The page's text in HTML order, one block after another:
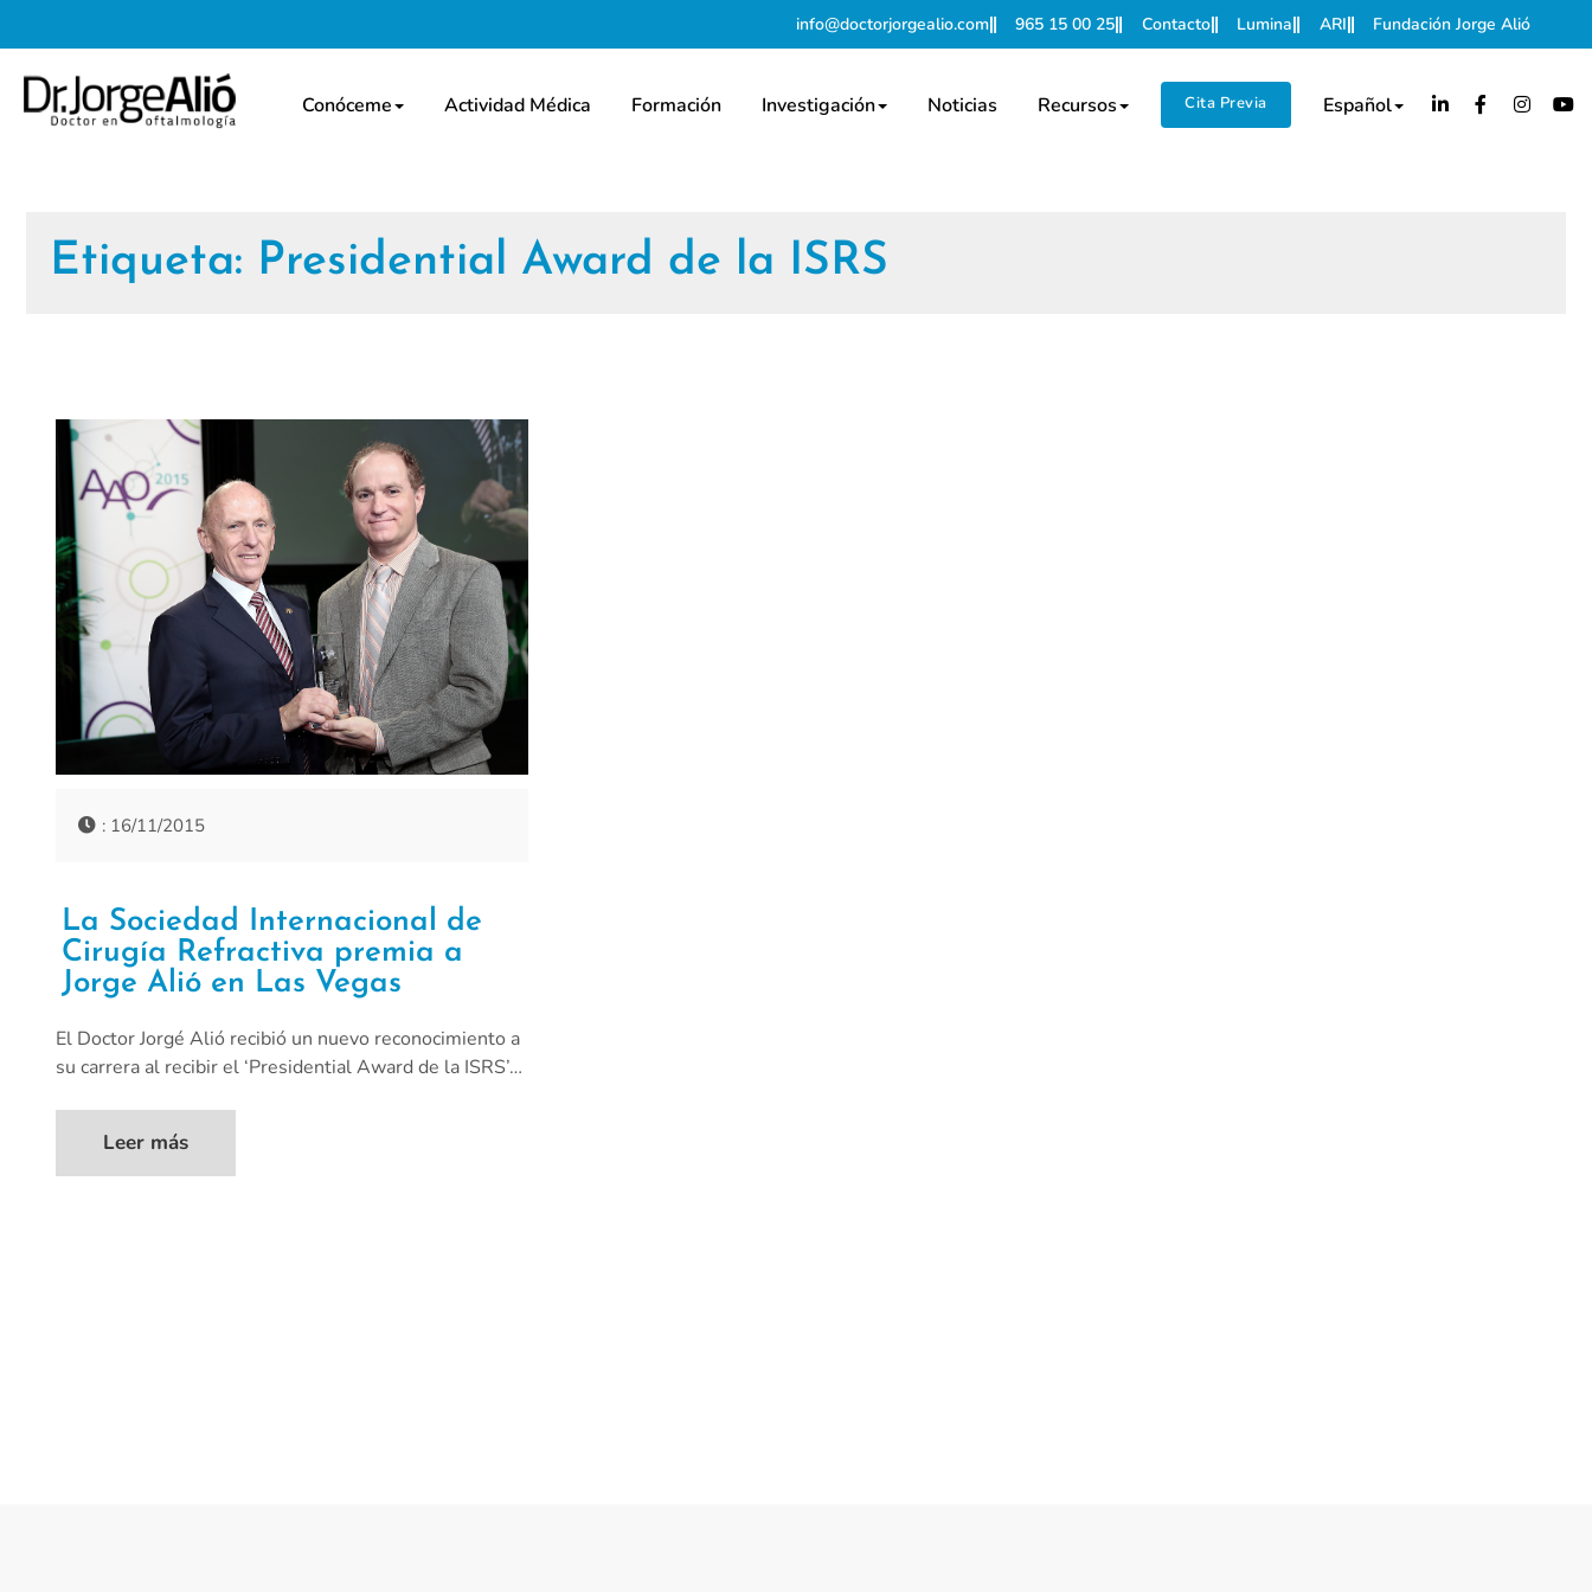
info@doctorjorgealio.com 965 15 00 25 Contacto Lumina ARI Fundación Jorge Alió
Conóceme Actividad Médica Formación Investigación Noticias Recursos Cita Previa Español
Etiqueta: Presidential Award de la ISRS
: 16/11/2015
La Sociedad Internacional de
Cirugía Refractiva premia a
Jorge Alió en Las Vegas
El Doctor Jorgé Alió recibió un nuevo reconocimiento a
su carrera al recibir el ‘Presidential Award de la ISRS’…
Leer más